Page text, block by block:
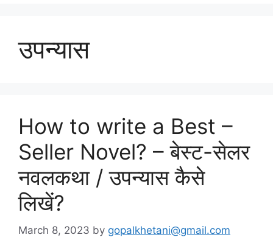
उपन्यास
How to write a Best –
Seller Novel? – बेस्ट-सेलर
नवलकथा / उपन्यास कैसे
लिखें?
March 8, 2023 by gopalkhetani@gmail.com